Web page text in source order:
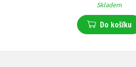
Skladem
Do košíku